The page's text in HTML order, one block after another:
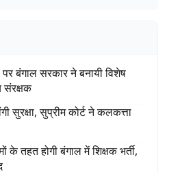
पर बंगाल सरकार ने बनायी विशेष
संरक्षक
सुरक्षा, सुप्रीम कोर्ट ने कलकत्ता
के तहत होगी बंगाल में शिक्षक भर्ती,